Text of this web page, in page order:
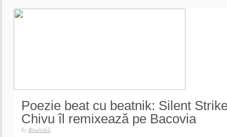
Poezie beat cu beatnik: Silent
Chivu îl remixează pe Bacovia
by Bindiribli